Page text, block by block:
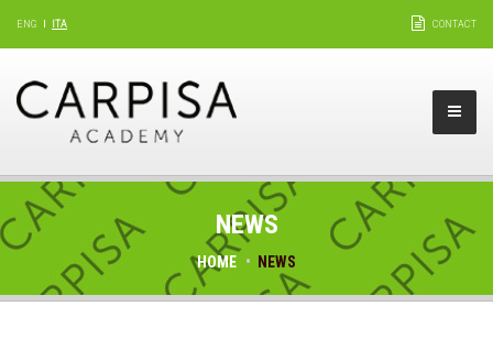
ENG ITA CONTACT
NEWS
HOME NEWS